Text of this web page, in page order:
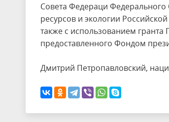
Совета Федераци
ресурсов и экологии
также с использованием
предоставленного Фондом
Дмитрий Петропавловский,